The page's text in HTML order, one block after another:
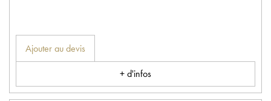
Ajouter au devis
+ d'infos